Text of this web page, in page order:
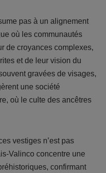
pas à un alignement
où les communautés
de croyances complexes,
et de leur vision du
gravées de visages,
une société
où le culte des ancêtres
vestiges n’est pas
Valinco concentre une
confirmant